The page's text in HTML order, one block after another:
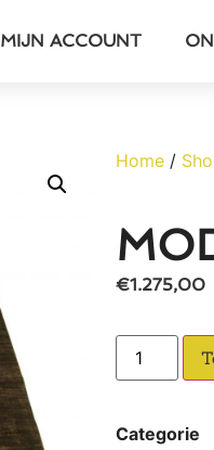
MIJN ACCOUNT
Home /
€1.275,00
Categorie